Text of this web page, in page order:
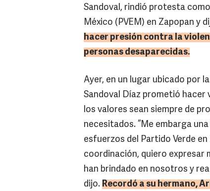
Sandoval, rindió protesta
México (PVEM) en Zapopan y
hacer presión contra la
personas desaparecidas.
Ayer, en un lugar ubicado por
Sandoval Díaz prometió
los valores sean siempre de
necesitados. “Me embarga
esfuerzos del Partido Verde
coordinación, quiero expresar
han brindado en nosotros y
dijo. Recordó a su hermano,